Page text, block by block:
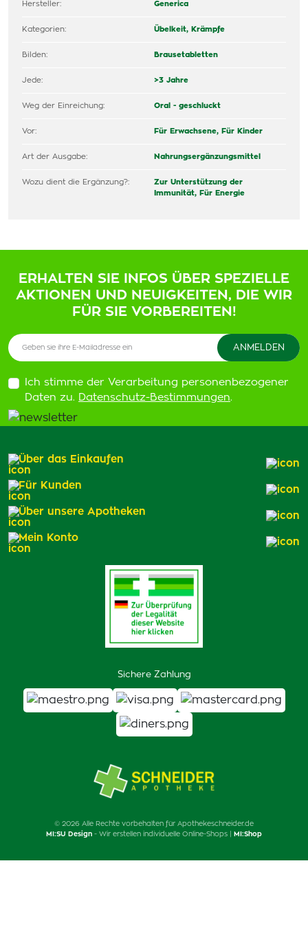
Hersteller: Generica
Kategorien: Übelkeit, Krämpfe
Bilden: Brausetabletten
Jede: >3 Jahre
Weg der Einreichung: Oral - geschluckt
Vor: Für Erwachsene, Für Kinder
Art der Ausgabe: Nahrungsergänzungsmittel
Wozu dient die Ergänzung?:
Zur Unterstützung der
Immunität, Für Energie
ERHALTEN SIE INFOS ÜBER SPEZIELLE
AKTIONEN UND NEUIGKEITEN, DIE WIR
FÜR SIE VORBEREITEN!
Ich stimme der Verarbeitung personenbezogener
Daten zu. Datenschutz-Bestimmungen.
Sichere Zahlung
Über das Einkaufen
Für Kunden
Über unsere Apotheken
Mein Konto
© 2026 Alle Rechte vorbehalten für Apothekeschneider.de
MI:SU Design - Wir erstellen individuelle Online-Shops | MI:Shop